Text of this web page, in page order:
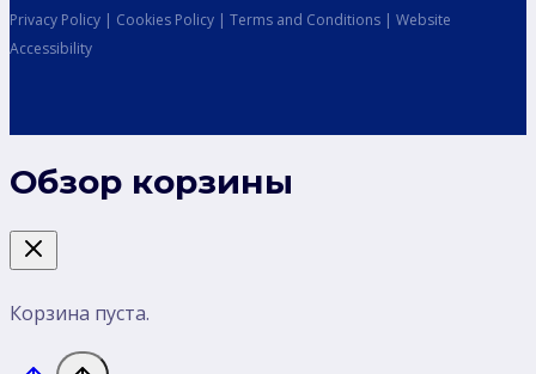
Privacy Policy | Cookies Policy | Terms and Conditions | Website
Accessibility
Обзор корзины
Корзина пуста.